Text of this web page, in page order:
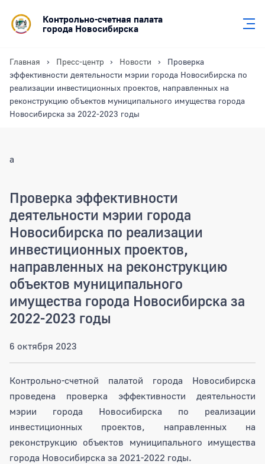
Контрольно-счетная палата
города Новосибирска
Главная Пресс-центр Новости
Проверка
эффективности деятельности мэрии города Новосибирска по
реализации инвестиционных проектов, направленных на
реконструкцию объектов муниципального имущества города
Новосибирска за 2022-2023 годы
a
Проверка эффективности
деятельности мэрии города
Новосибирска по реализации
инвестиционных проектов,
направленных на реконструкцию
объектов муниципального
имущества города Новосибирска за
2022-2023 годы
6 октября 2023
Контрольно-счетной палатой города Новосибирска
проведена проверка эффективности деятельности
мэрии города Новосибирска по реализации
инвестиционных проектов, направленных на
реконструкцию объектов муниципального имущества
города Новосибирска за 2021-2022 годы.